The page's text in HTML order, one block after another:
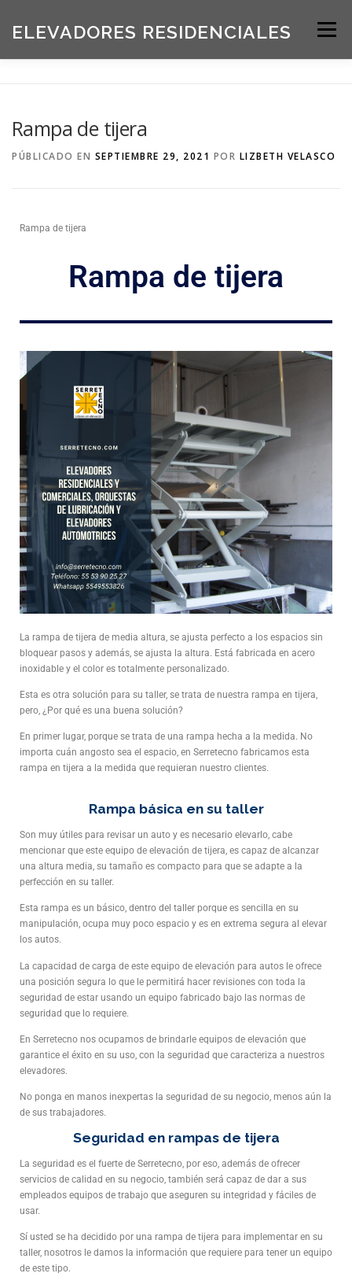
ELEVADORES RESIDENCIALES Menú
Rampa de tijera
PÚBLICADO EN SEPTIEMBRE 29, 2021 POR LIZBETH VELASCO
Rampa de tijera
Rampa de tijera
La rampa de tijera de media altura, se ajusta perfecto a los espacios sin
bloquear pasos y además, se ajusta la altura. Está fabricada en acero
inoxidable y el color es totalmente personalizado.
Esta es otra solución para su taller, se trata de nuestra rampa en tijera,
pero, ¿Por qué es una buena solución?
En primer lugar, porque se trata de una rampa hecha a la medida. No
importa cuán angosto sea el espacio, en Serretecno fabricamos esta
rampa en tijera a la medida que requieran nuestro clientes.
Rampa básica en su taller
Son muy útiles para revisar un auto y es necesario elevarlo, cabe
mencionar que este equipo de elevación de tijera, es capaz de alcanzar
una altura media, su tamaño es compacto para que se adapte a la
perfección en su taller.
Esta rampa es un básico, dentro del taller porque es sencilla en su
manipulación, ocupa muy poco espacio y es en extrema segura al elevar
los autos.
La capacidad de carga de este equipo de elevación para autos le ofrece
una posición segura lo que le permitirá hacer revisiones con toda la
seguridad de estar usando un equipo fabricado bajo las normas de
seguridad que lo requiere.
En Serretecno nos ocupamos de brindarle equipos de elevación que
garantice el éxito en su uso, con la seguridad que caracteriza a nuestros
elevadores.
No ponga en manos inexpertas la seguridad de su negocio, menos aún la
de sus trabajadores.
Seguridad en rampas de tijera
La seguridad es el fuerte de Serretecno, por eso, además de ofrecer
servicios de calidad en su negocio, también será capaz de dar a sus
empleados equipos de trabajo que aseguren su integridad y fáciles de
usar.
Sí usted se ha decidido por una rampa de tijera para implementar en su
taller, nosotros le damos la información que requiere para tener un equipo
de este tipo.